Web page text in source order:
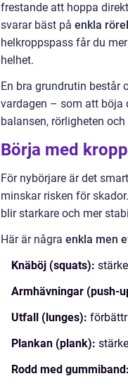
frestande att hoppa
svarar bäst på enkla
helkroppspass får du
helhet.
En bra grundrutin består
vardagen – som att böja
balansen, rörligheten
Börja med
För nybörjare är det
minskar risken för
blir starkare och mer
Här är några enkla men
Knäböj (squats):
Armhävningar (push-
Utfall (lunges):
Plankan (plank):
Rodd med gummiband: